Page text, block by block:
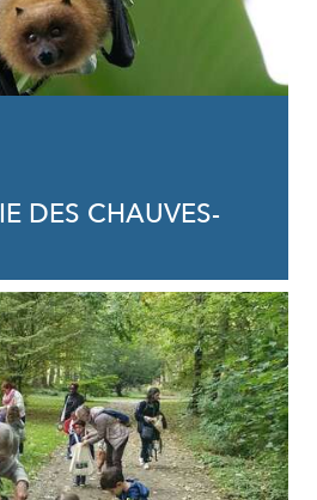
DES CHAUVES-